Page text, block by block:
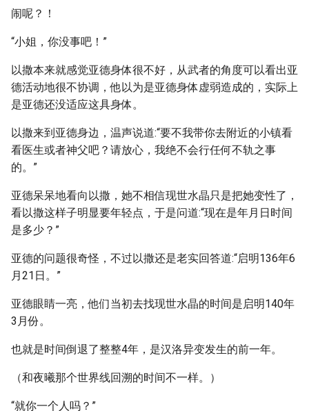
闹呢？！
“小姐，你没事吧！”
以撒本来就感觉亚德身体很不好，从武者的角度可以看出亚
德活动地很不协调，他以为是亚德身体虚弱造成的，实际上
是亚德还没适应这具身体。
以撒来到亚德身边，温声说道:“要不我带你去附近的小镇看
看医生或者神父吧？请放心，我绝不会行任何不轨之事
的。”
亚德呆呆地看向以撒，她不相信现世水晶只是把她变性了，
看以撒这样子明显要年轻点，于是问道:“现在是年月日时间
是多少？”
亚德的问题很奇怪，不过以撒还是老实回答道:“启明136年6
月21日。”
亚德眼睛一亮，他们当初去找现世水晶的时间是启明140年
3月份。
也就是时间倒退了整整4年，是汉洛异变发生的前一年。
（和夜曦那个世界线回溯的时间不一样。）
“就你一个人吗？”